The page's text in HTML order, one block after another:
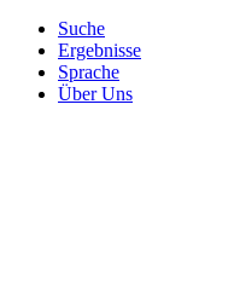
Suche
Ergebnisse
Sprache
Über Uns